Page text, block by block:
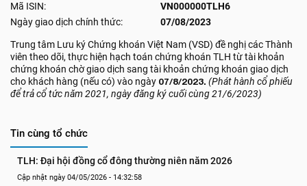
Mã ISIN:
VN000000TLH6
Ngày giao dịch chính thức:
07/08/2023
Trung tâm Lưu ký Chứng khoán Việt Nam (VSD) đề nghị các Thành
viên theo dõi, thực hiện hạch toán chứng khoán TLH từ tài khoản
chứng khoán chờ giao dịch sang tài khoản chứng khoán giao dịch
cho khách hàng (nếu có) vào ngày 07/8/2023. (Phát hành cổ phiếu
để trả cổ tức năm 2021, ngày đăng ký cuối cùng 21/6/2023)
Tin cùng tổ chức
TLH: Đại hội đồng cổ đông thường niên năm 2026
Cập nhật ngày 04/05/2026 - 14:32:58